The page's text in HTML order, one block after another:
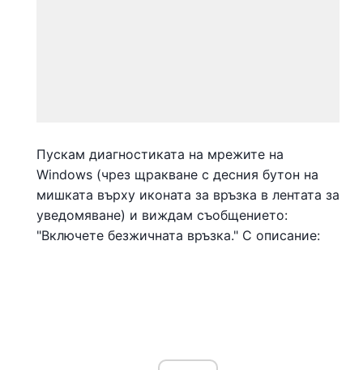
Пускам диагностиката на мрежите на
Windows (чрез щракване с десния бутон на
мишката върху иконата за връзка в лентата за
уведомяване) и виждам съобщението:
"Включете безжичната връзка." С описание: